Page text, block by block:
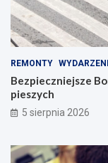
REMONTY
Bezpieczniejsze
pieszych
5 sierpnia 2026